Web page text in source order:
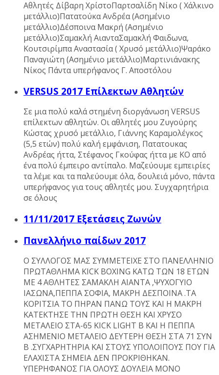
Αθλητές Δίβαρη ΧρίστοΠαρτσαλίδη Νίκο ( Χάλκινο
μετάλλιο)Πατατούκα Ανδρέα (Ασημένιο
μετάλλιο)Δέσποινα Μακρή (Ασημένιο
μετάλλιο)Σαμακλή ΑιανταΣαμακλή Φαιδωνα,
Κουτσιρίμπα Αναστασία ( Χρυσό μετάλλιο)Ψαράκο
Παναγιώτη (Ασημένιο μετάλλιο)Μαρτινιάνακης
Νίκος Πάντα υπερήφανος Γ. Αποστόλου
VERSUS 2017 Επίλεκτων Αθλητών
Σε μια πολύ καλά στημένη διοργάνωση VERSUS
επίλεκτων αθλητών. Oι αθλητές μου Ζυγούρης
Κώστας χρυσό μετάλλιο, Γιάννης Καραμολέγκος
(5,5 ετών) πολύ καλή εμφάνιση, Πατατουκας
Ανδρέας ήττα, Στέφανος Γκούφας ήττα με ΚΟ από
ένα πολύ έμπειρο αντίπαλο. Μαζεύουμε εμπειρίες
τα λέμε και τα παλεύουμε όλα, δουλειά μόνο, πάντα
υπερήφανος για τους αθλητές μου. Συγχαρητήρια
σε όλους
11/11/2017 Εξετάσεις Ζωνών
Πανελλήνιο παίδων 2017
Ο ΣΥΛΛΟΓΟΣ ΜΑΣ ΣΥΜΜΕΤΕΙΧΕ ΣΤΟ ΠΑΝΕΛΛΗΝΙΟ
ΠΡΩΤΑΘΛΗΜΑ KICK BOXING ΚΑΤΩ ΤΩΝ 18 ΕΤΩΝ
ΜΕ 4 ΑΘΛΗΤΕΣ ΣΑΜΑΚΛΗ ΑΙΑΝΤΑ ,ΨΥΧΟΓΥΙΟ
ΙΑΣΩΝΑ,ΠΕΠΠΑ ΣΟΦΙΑ, ΜΑΚΡΗ ΔΕΣΠΟΙΝΑ .ΤΑ
ΚΟΡΙΤΣΙΑ ΤΟ ΠΗΡΑΝ ΠΑΝΩ ΤΟΥΣ ΚΑΙ Η ΜΑΚΡΗ
ΚΑΤΕΚΤΗΣΕ ΤΗΝ ΠΡΩΤΗ ΘΕΣΗ ΚΑΙ ΧΡΥΣΟ
ΜΕΤΑΛΕΙΟ ΣΤΑ-65 KICK LIGHT B KAI H ΠΕΠΠΑ
ΑΣΗΜΕΝΙΟ ΜΕΤΑΛΕΙΟ ΔΕΥΤΕΡΗ ΘΕΣΗ ΣΤΑ 71 ΣΥΝ
Β .ΣΥΓΧΑΡΗΤΗΡΙΑ ΚΑΙ ΣΤΟΥΣ ΥΠΟΛΟΙΠΟΥΣ ΠΟΥ ΓΙΑ
ΕΛΑΧΙΣΤΑ ΣΗΜΕΙΑ ΔΕΝ ΠΡΟΚΡΙΘΗΚΑΝ.
ΥΠΕΡΗΦΑΝΟΣ ΓΙΑ ΟΛΟΥΣ ΔΟΥΛΕΙΑ ΜΟΝΟ